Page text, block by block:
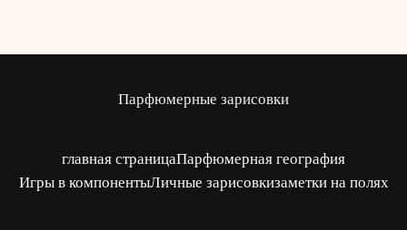
Парфюмерные зарисовки
главная страницаПарфюмерная география
Игры в компонентыЛичные зарисовкизаметки на полях